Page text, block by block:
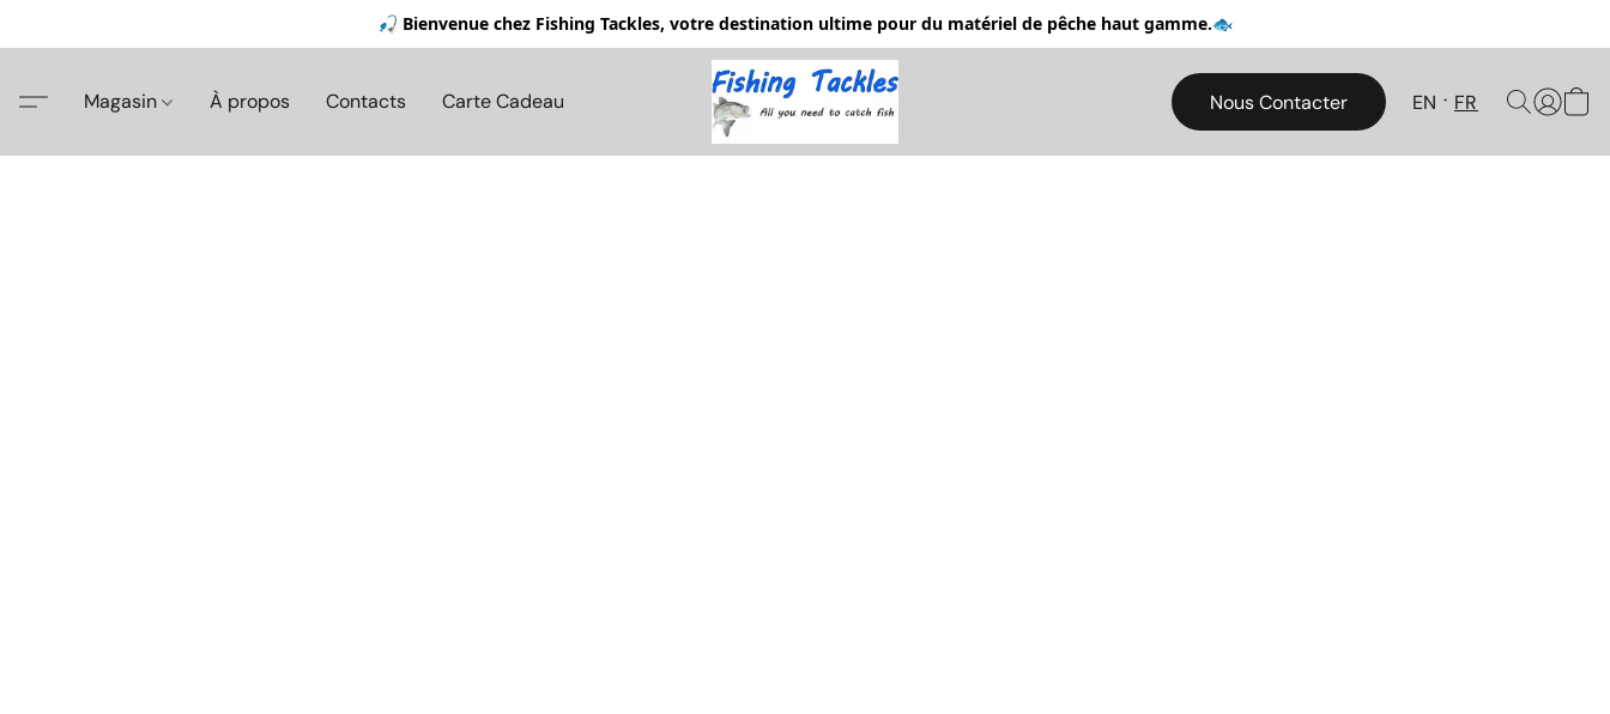
🎣 Bienvenue chez Fishing Tackles, votre destination ultime pour du matériel de pêche haut gamme.🐟
Magasin À propos Contacts Carte Cadeau Nous Contacter EN FR